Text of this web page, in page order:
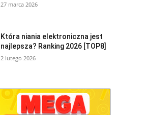
27 marca 2026
Która niania elektroniczna jest
najlepsza? Ranking 2026 [TOP8]
2 lutego 2026